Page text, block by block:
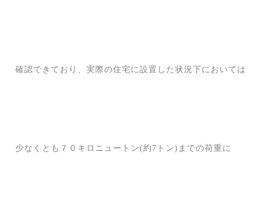
確認できており、実際の住宅に設置した状況下においては
少なくとも７０キロニュートン(約7トン)までの荷重に